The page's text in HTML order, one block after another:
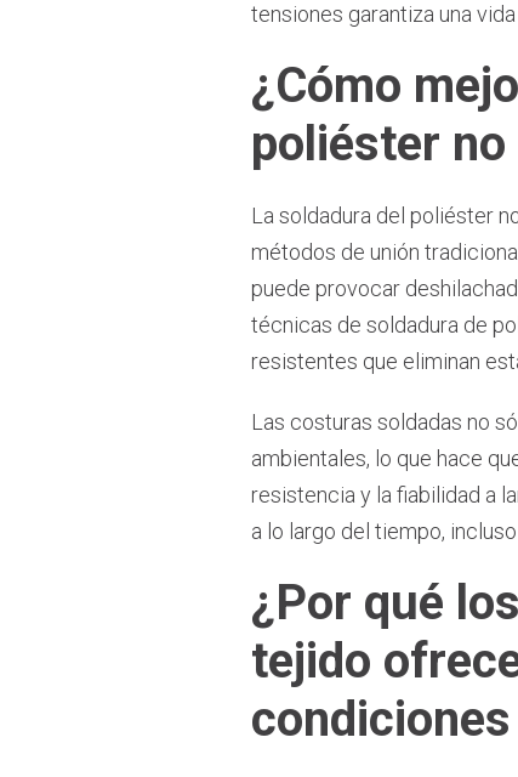
tensiones garantiza una
¿Cómo
poliéster
La soldadura del poliéster
métodos de unión
puede provocar
técnicas de soldadura de
resistentes que eliminan
Las costuras soldadas no
ambientales, lo que hace
resistencia y la fiabilidad a
a lo largo del tiempo,
¿Por qué
tejido